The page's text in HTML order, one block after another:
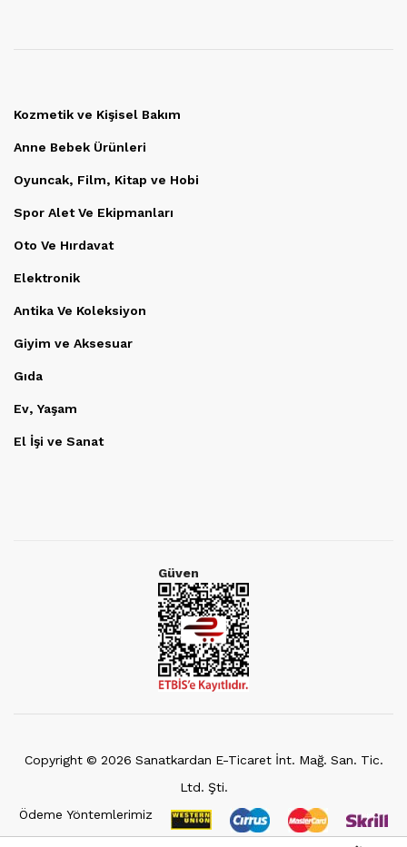
Kozmetik ve Kişisel Bakım
Anne Bebek Ürünleri
Oyuncak, Film, Kitap ve Hobi
Spor Alet Ve Ekipmanları
Oto Ve Hırdavat
Elektronik
Antika Ve Koleksiyon
Giyim ve Aksesuar
Gıda
Ev, Yaşam
El İşi ve Sanat
Güven
Copyright © 2026 Sanatkardan E-Ticaret İnt. Mağ. San. Tic.
Ltd. Şti.
Ödeme Yöntemlerimiz